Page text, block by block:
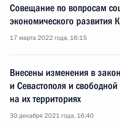
Совещание по вопросам
экономического развития
17 марта 2022 года, 16:15
Внесены изменения в
и Севастополя и
на их территориях
30 декабря 2021 года, 16:40